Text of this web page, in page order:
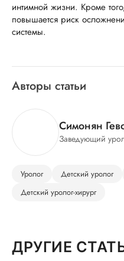
интимной жизни. Кроме
повышается риск
системы.
Авторы статьи
Симонян
Заведующий
Уролог Детский уролог
Детский уролог-хирург
ДРУГИЕ